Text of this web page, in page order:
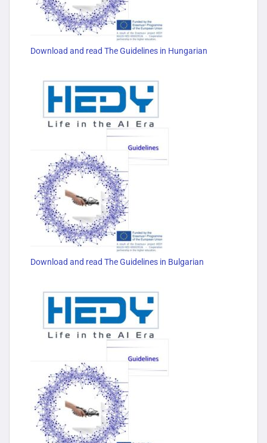
Download and read The Guidelines in Hungarian
Download and read The Guidelines in Bulgarian